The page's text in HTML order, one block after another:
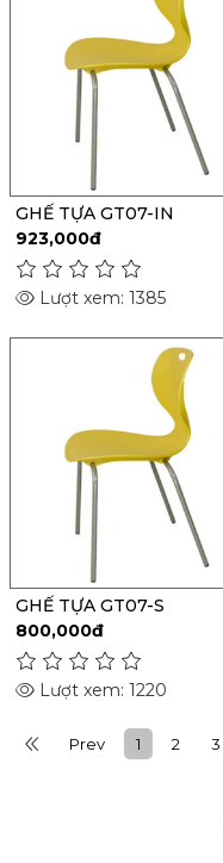
GHẾ TỰA GT07-IN
923,000đ
Lượt xem: 1385
GHẾ TỰA GT07-S
800,000đ
Lượt xem: 1220
Prev 1 2 3